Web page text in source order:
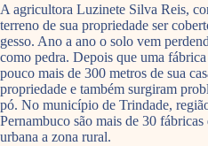
A agricultora Luzinete Silva Reis,
terreno de sua propriedade ser
gesso. Ano a ano o solo vem
como pedra. Depois que uma
pouco mais de 300 metros de sua
propriedade e também surgiram
pó. No município de Trindade,
Pernambuco são mais de 30
urbana a zona rural.